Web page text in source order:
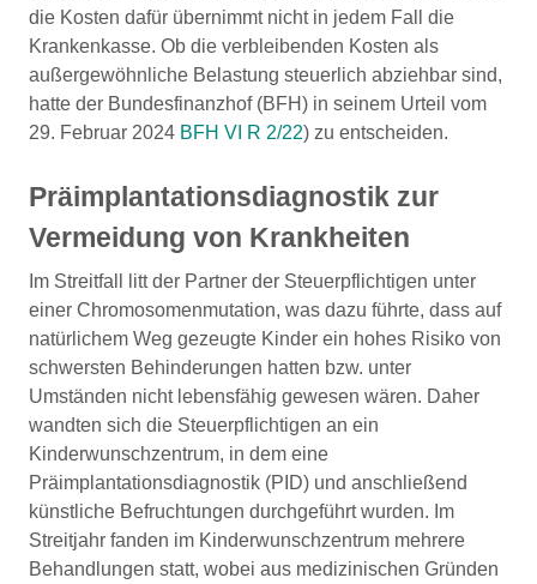
die Kosten dafür übernimmt nicht in jedem Fall die
Krankenkasse. Ob die verbleibenden Kosten als
außergewöhnliche Belastung steuerlich abziehbar sind,
hatte der Bundesfinanzhof (BFH) in seinem Urteil vom
29. Februar 2024 BFH VI R 2/22) zu entscheiden.
Präimplantationsdiagnostik zur
Vermeidung von Krankheiten
Im Streitfall litt der Partner der Steuerpflichtigen unter
einer Chromosomenmutation, was dazu führte, dass auf
natürlichem Weg gezeugte Kinder ein hohes Risiko von
schwersten Behinderungen hatten bzw. unter
Umständen nicht lebensfähig gewesen wären. Daher
wandten sich die Steuerpflichtigen an ein
Kinderwunschzentrum, in dem eine
Präimplantationsdiagnostik (PID) und anschließend
künstliche Befruchtungen durchgeführt wurden. Im
Streitjahr fanden im Kinderwunschzentrum mehrere
Behandlungen statt, wobei aus medizinischen Gründen